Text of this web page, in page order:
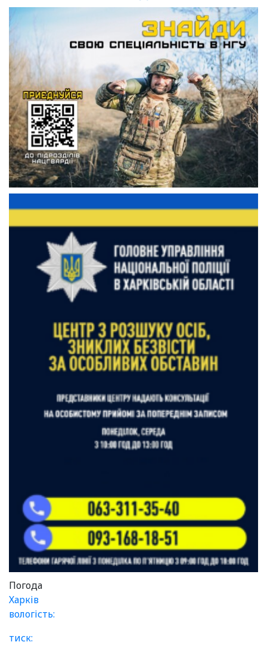
Погода
Харків
вологість:
тиск: